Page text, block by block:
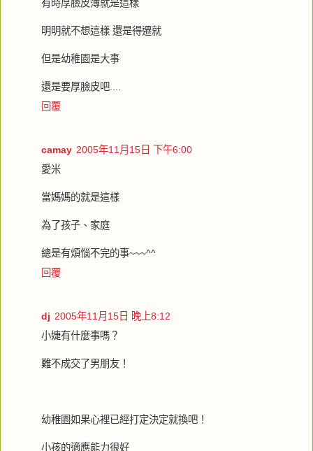
有時厚臉皮薄就是這樣
明明就不想這樣 還是得遷就
但是幼稚園是大事
還是要厚臉皮吧....
回覆
camay 2005年11月15日 下午6:00
愛米
當媽媽的就是這樣
為了孩子、家庭
總是有煩惱不完的事~~~^^
回覆
dj 2005年11月15日 晚上8:12
小婕有什麼事嗎？
難不成交了男朋友！
幼稚園如果心裡已經打定決定就換吧！
小孩的適應能力很好